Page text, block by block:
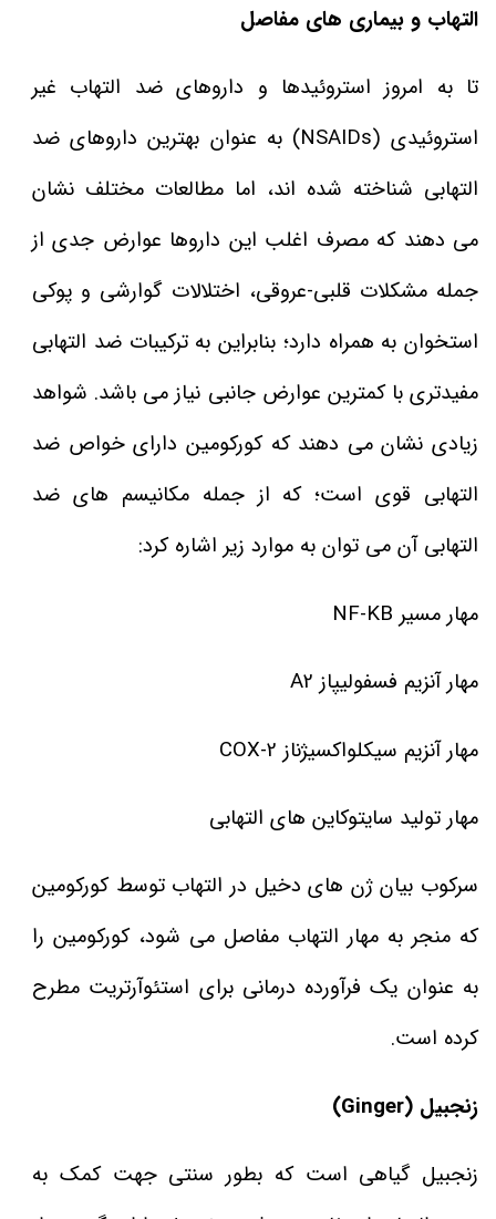
التهاب و بیماری های مفاصل
تا به امروز استروئیدها و داروهای ضد التهاب غیر
استروئیدی (NSAIDs) به عنوان بهترین داروهای ضد
التهابی شناخته شده اند، اما مطالعات مختلف نشان
می دهند که مصرف اغلب این داروها عوارض جدی از
جمله مشکلات قلبی-عروقی، اختلالات گوارشی و پوکی
استخوان به همراه دارد؛ بنابراین به ترکیبات ضد التهابی
مفیدتری با کمترین عوارض جانبی نیاز می باشد. شواهد
زیادی نشان می دهند که کورکومین دارای خواص ضد
التهابی قوی است؛ که از جمله مکانیسم های ضد
التهابی آن می توان به موارد زیر اشاره کرد:
مهار مسیر NF-KB
مهار آنزیم فسفولیپاز A2
مهار آنزیم سیکلواکسیژناز COX-2
مهار تولید سایتوکاین های التهابی
سرکوب بیان ژن های دخیل در التهاب توسط کورکومین
که منجر به مهار التهاب مفاصل می شود، کورکومین را
به عنوان یک فرآورده درمانی برای استئوآرتریت مطرح
کرده است.
زنجبیل (Ginger)
زنجبیل گیاهی است که بطور سنتی جهت کمک به